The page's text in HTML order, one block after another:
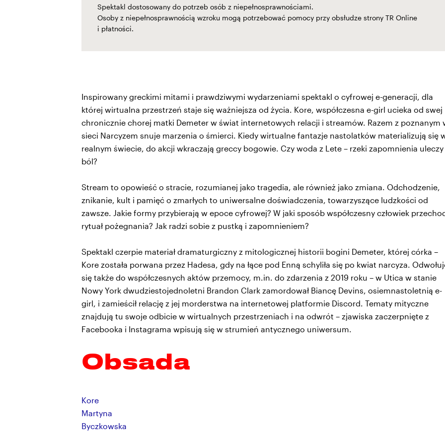
Spektakl dostosowany do potrzeb osób z niepełnosprawnościami.
Osoby z niepełnosprawnością wzroku mogą potrzebować pomocy przy obsłudze strony TR Online
i płatności.
Inspirowany greckimi mitami i prawdziwymi wydarzeniami spektakl o cyfrowej e-generacji, dla
której wirtualna przestrzeń staje się ważniejsza od życia. Kore, współczesna e-girl ucieka od swej
chronicznie chorej matki Demeter w świat internetowych relacji i streamów. Razem z poznanym
sieci Narcyzem snuje marzenia o śmierci. Kiedy wirtualne fantazje nastolatków materializują się
realnym świecie, do akcji wkraczają greccy bogowie. Czy woda z Lete – rzeki zapomnienia uleczy
ból?
Stream to opowieść o stracie, rozumianej jako tragedia, ale również jako zmiana. Odchodzenie,
znikanie, kult i pamięć o zmarłych to uniwersalne doświadczenia, towarzyszące ludzkości od
zawsze. Jakie formy przybierają w epoce cyfrowej? W jaki sposób współczesny człowiek
rytuał pożegnania? Jak radzi sobie z pustką i zapomnieniem?
Spektakl czerpie materiał dramaturgiczny z mitologicznej historii bogini Demeter, której córka –
Kore została porwana przez Hadesa, gdy na łące pod Enną schyliła się po kwiat narcyza.
się także do współczesnych aktów przemocy, m.in. do zdarzenia z 2019 roku – w Utica w stanie
Nowy York dwudziestojednoletni Brandon Clark zamordował Biancę Devins, osiemnastoletnią e-
girl, i zamieścił relację z jej morderstwa na internetowej platformie Discord. Tematy mityczne
znajdują tu swoje odbicie w wirtualnych przestrzeniach i na odwrót – zjawiska zaczerpnięte z
Facebooka i Instagrama wpisują się w strumień antycznego uniwersum.
Obsada
Kore
Martyna
Byczkowska